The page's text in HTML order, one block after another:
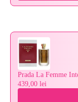
Prada La Femme
439,00 lei